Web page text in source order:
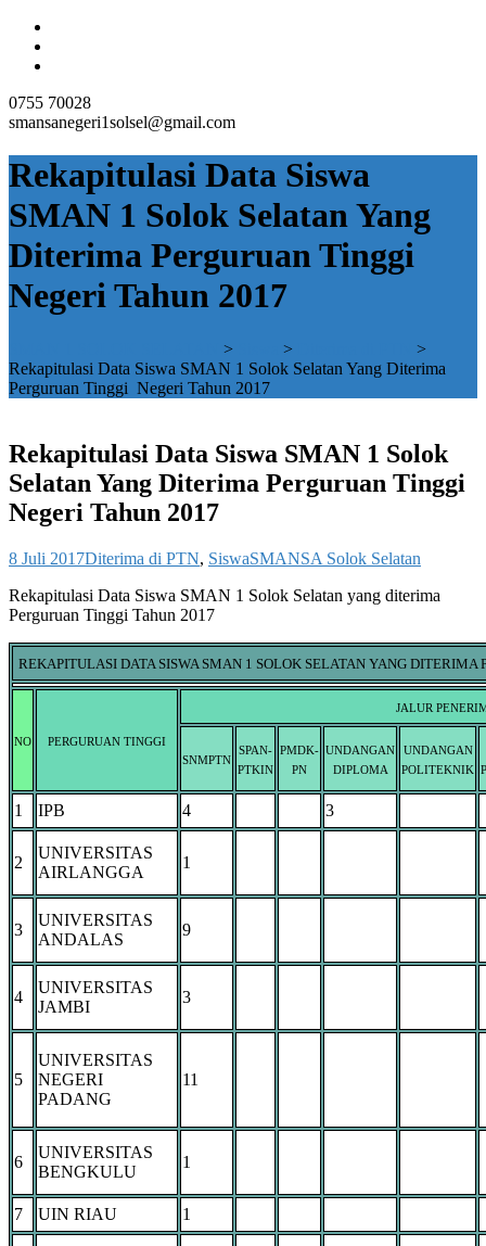
0755 70028
smansanegeri1solsel@gmail.com
Rekapitulasi Data Siswa
SMAN 1 Solok Selatan Yang
Diterima Perguruan Tinggi
Negeri Tahun 2017
> >
>
Rekapitulasi Data Siswa SMAN 1 Solok Selatan Yang Diterima
Perguruan Tinggi Negeri Tahun 2017
Rekapitulasi Data Siswa SMAN 1 Solok
Selatan Yang Diterima Perguruan Tinggi
Negeri Tahun 2017
8 Juli 2017Diterima di PTN, SiswaSMANSA Solok Selatan
Rekapitulasi Data Siswa SMAN 1 Solok Selatan yang diterima
Perguruan Tinggi Tahun 2017
REKAPITULASI DATA SISWA SMAN 1 SOLOK SELATAN YANG
NO PERGURUAN TINGGI
JALUR
SNMPTN
SPAN-
PTKIN
PMDK-
PN
UNDANGAN
DIPLOMA
UNDANGAN
POLITEKNIK
1 IPB 4 3
2
UNIVERSITAS
AIRLANGGA
1
3
UNIVERSITAS
ANDALAS
9
4
UNIVERSITAS
JAMBI
3
5
UNIVERSITAS
NEGERI
PADANG
11
6
UNIVERSITAS
BENGKULU
1
7 UIN RIAU 1